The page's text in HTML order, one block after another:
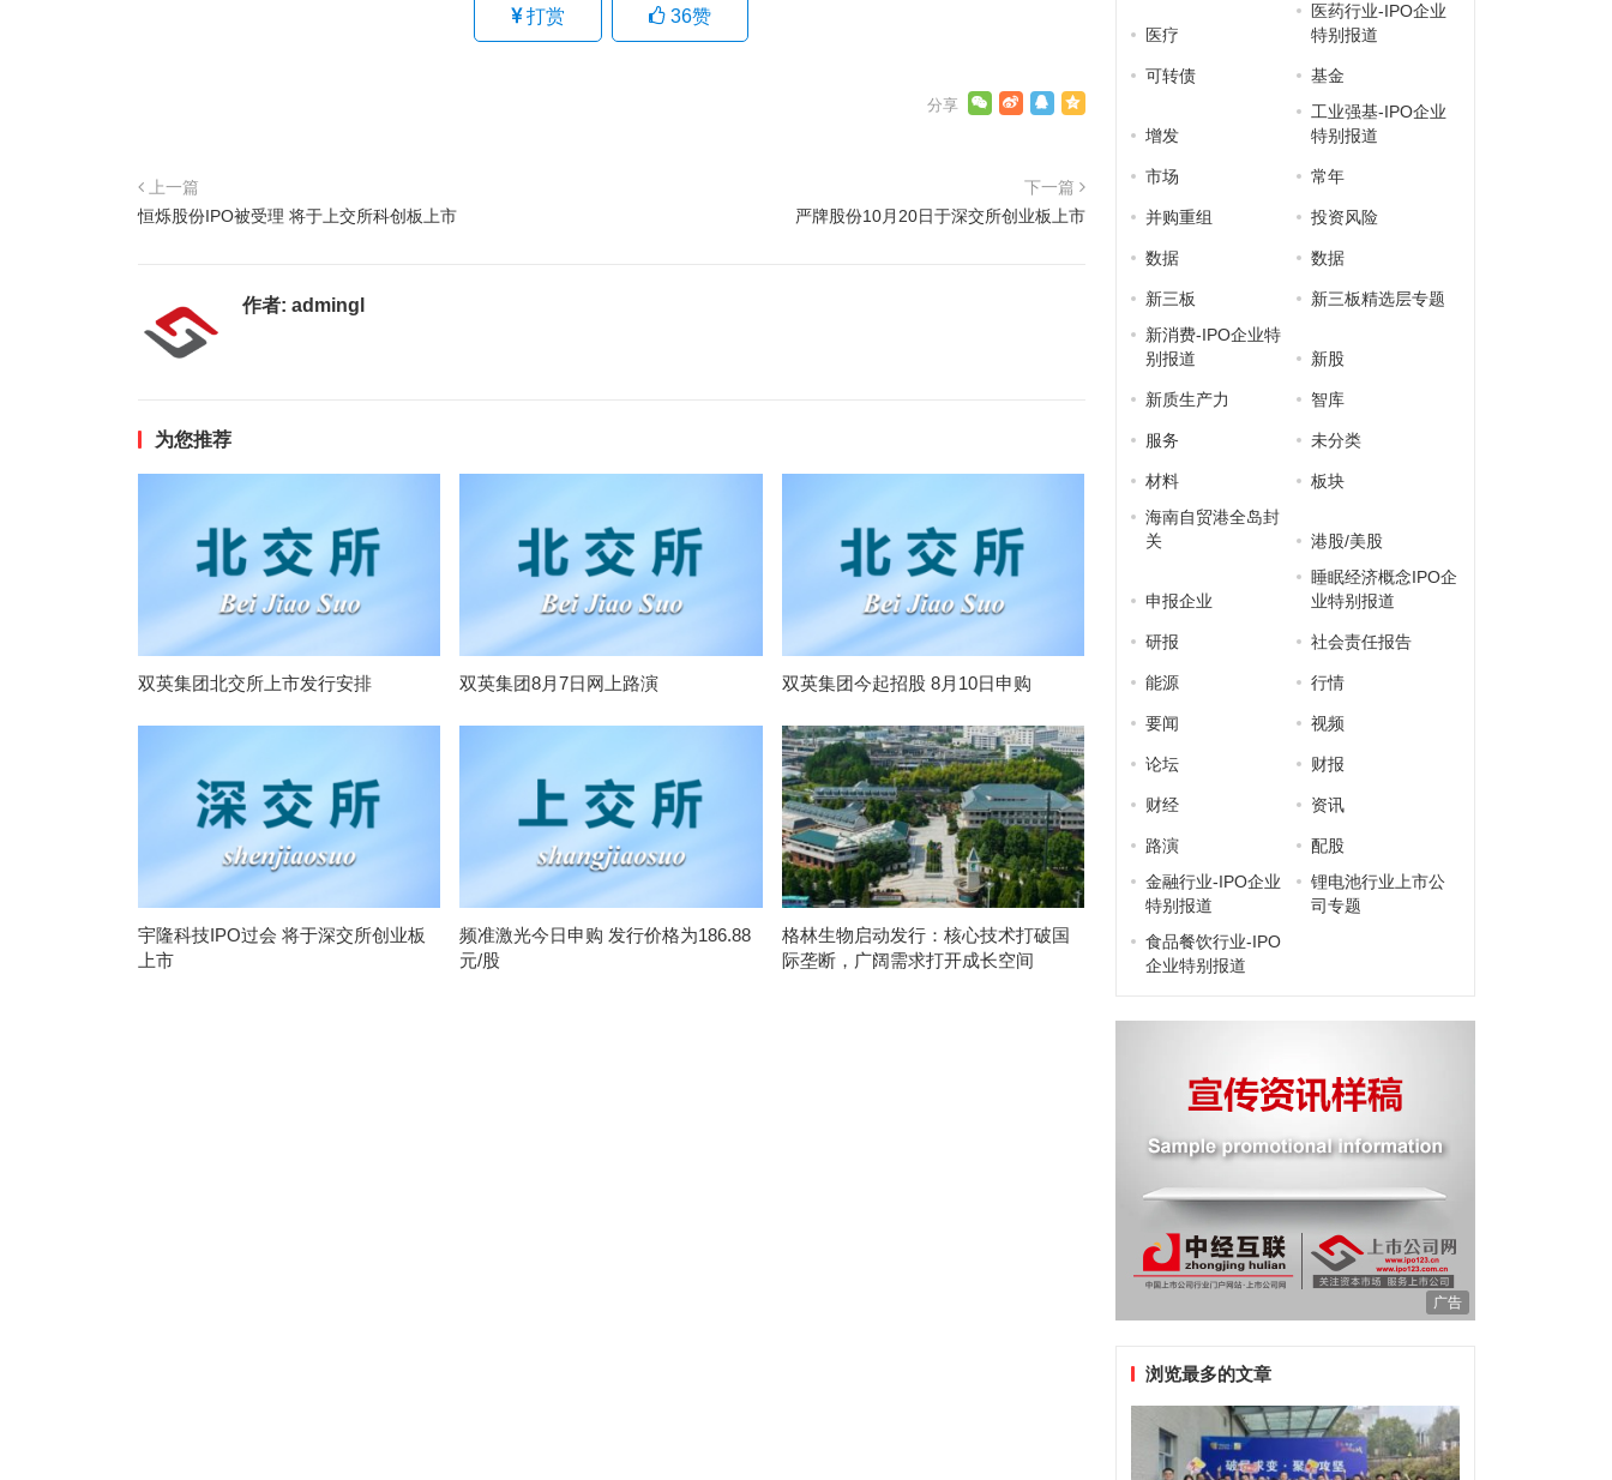
打赏 36赞
上一篇
恒烁股份IPO被受理 将于上交所科创板上市
下一篇
严牌股份10月20日于深交所创业板上市
作者: admingl
为您推荐
双英集团北交所上市发行安排 双英集团8月7日网上路演 双英集团今起招股 8月10日申购
宇隆科技IPO过会 将于深交所创业板
上市
频准激光今日申购 发行价格为186.88
元/股
格林生物启动发行：核心技术打破国
际垄断，广阔需求打开成长空间
医疗
医药行业-IPO企业
特别报道
可转债 基金
增发
工业强基-IPO企业
特别报道
市场 常年
并购重组 投资风险
数据 数据
新三板
新三板精选层专题
新消费-IPO企业特
别报道
新股
新质生产力 智库
服务 未分类
材料
板块
海南自贸港全岛封
关
港股/美股
申报企业
睡眠经济概念IPO企
业特别报道
研报 社会责任报告
能源 行情
要闻 视频
论坛 财报
财经 资讯
路演
配股
金融行业-IPO企业
特别报道
锂电池行业上市公
司专题
食品餐饮行业-IPO
企业特别报道
广告
浏览最多的文章